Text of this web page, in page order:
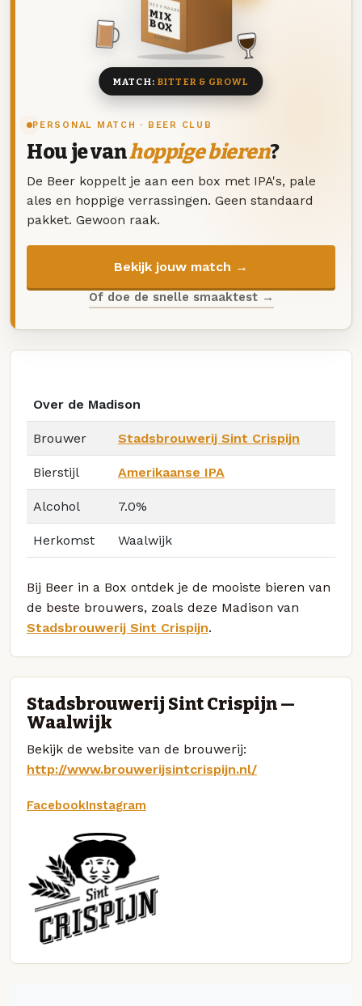
PERSONAL MATCH · BEER CLUB
Hou je vanhoppige bieren?
De Beer koppelt je aan een box met IPA's, pale
ales en hoppige verrassingen. Geen standaard
pakket. Gewoon raak.
Bekijk jouw match →
Of doe de snelle smaaktest →
DEZE MAAND
MIX
BOX
8 BIEREN
MATCH: BITTER & GROWL
Over de Madison
Brouwer Stadsbrouwerij Sint Crispijn
Bierstijl Amerikaanse IPA
Alcohol 7.0%
Herkomst Waalwijk
Bij Beer in a Box ontdek je de mooiste bieren van
de beste brouwers, zoals deze Madison van
Stadsbrouwerij Sint Crispijn.
Stadsbrouwerij Sint Crispijn —
Waalwijk
Bekijk de website van de brouwerij:
http://www.brouwerijsintcrispijn.nl/
FacebookInstagram